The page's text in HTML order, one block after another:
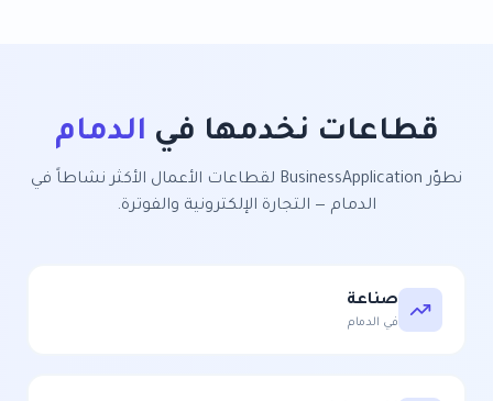
قطاعات نخدمها في الدمام
نطوّر BusinessApplication لقطاعات الأعمال الأكثر نشاطاً في
الدمام — التجارة الإلكترونية والفوترة.
صناعة
في الدمام